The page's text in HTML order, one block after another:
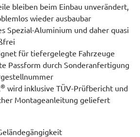
bleiben beim Einbau unverändert,
wieder ausbaubar
Spezial-Aluminium und daher quasi
für tiefergelegte Fahrzeuge
Passform durch Sonderanfertigung
® wird inklusive TÜV-Prüfbericht und
Montageanleitung geliefert